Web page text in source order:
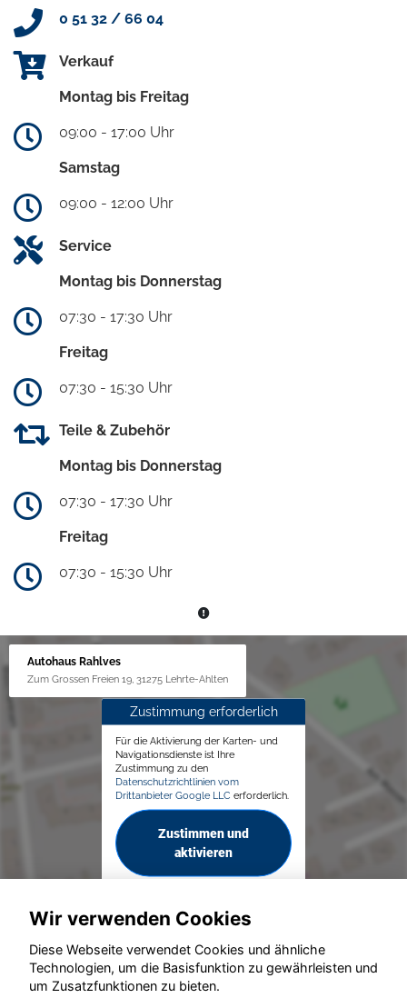
0 51 32 / 66 04
Verkauf
Montag bis Freitag
09:00 - 17:00 Uhr
Samstag
09:00 - 12:00 Uhr
Service
Montag bis Donnerstag
07:30 - 17:30 Uhr
Freitag
07:30 - 15:30 Uhr
Teile & Zubehör
Montag bis Donnerstag
07:30 - 17:30 Uhr
Freitag
07:30 - 15:30 Uhr
Autohaus Rahlves
Zum Grossen Freien 19, 31275 Lehrte-Ahlten
Zustimmung erforderlich
Für die Aktivierung der Karten- und
Navigationsdienste ist Ihre
Zustimmung zu den
Datenschutzrichtlinien vom
Drittanbieter Google LLC erforderlich.
Zustimmen und
aktivieren
© konjunkturmotor.de GmbH 2020 - 2026
Wir verwenden Cookies
Diese Webseite verwendet Cookies und ähnliche
Technologien, um die Basisfunktion zu gewährleisten und
um Zusatzfunktionen zu bieten.